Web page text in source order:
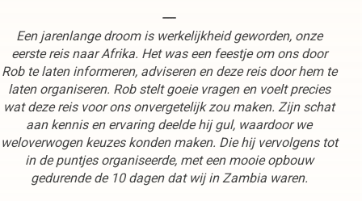
----
Een jarenlange droom is werkelijkheid geworden, onze
eerste reis naar Afrika. Het was een feestje om ons door
Rob te laten informeren, adviseren en deze reis door hem te
laten organiseren. Rob stelt goeie vragen en voelt precies
wat deze reis voor ons onvergetelijk zou maken. Zijn schat
aan kennis en ervaring deelde hij gul, waardoor we
weloverwogen keuzes konden maken. Die hij vervolgens tot
in de puntjes organiseerde, met een mooie opbouw
gedurende de 10 dagen dat wij in Zambia waren.